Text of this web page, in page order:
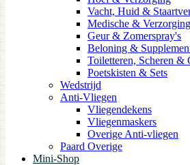
Vacht, Huid &
Medische & Verzorging
Geur & Zomerspray's
Beloning &
Toiletteren, Scheren &
Poetskisten & Sets
Wedstrijd
Anti-Vliegen
Vliegendekens
Vliegenmaskers
Overige Anti-vliegen
Paard Overige
Mini-Shop